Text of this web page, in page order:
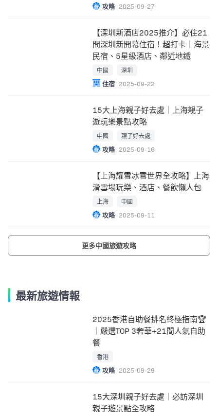
攻略 2025-09-27
【深圳新酒店2025推介】必住21
間深圳新開幕住宿！超打卡｜海景
民宿、5星級酒店、鄰近地鐵
中國 深圳
住宿 2025-09-22
15大上海親子好去處｜上海親子
遊玩樂景點攻略
中國 親子好去處
攻略 2025-09-16
【上海耀雪冰雪世界全攻略】上海
滑雪場玩樂、酒店、餐飲懶人包
上海 中國
攻略 2025-09-11
更多中國旅遊攻略
最新旅遊情報
2025香港自助餐排名終極指南🏆
｜嚴選TOP 3奢華+21間人氣自助
餐
香港
攻略 2025-09-29
15大深圳親子好去處｜必訪深圳
親子遊景點全攻略